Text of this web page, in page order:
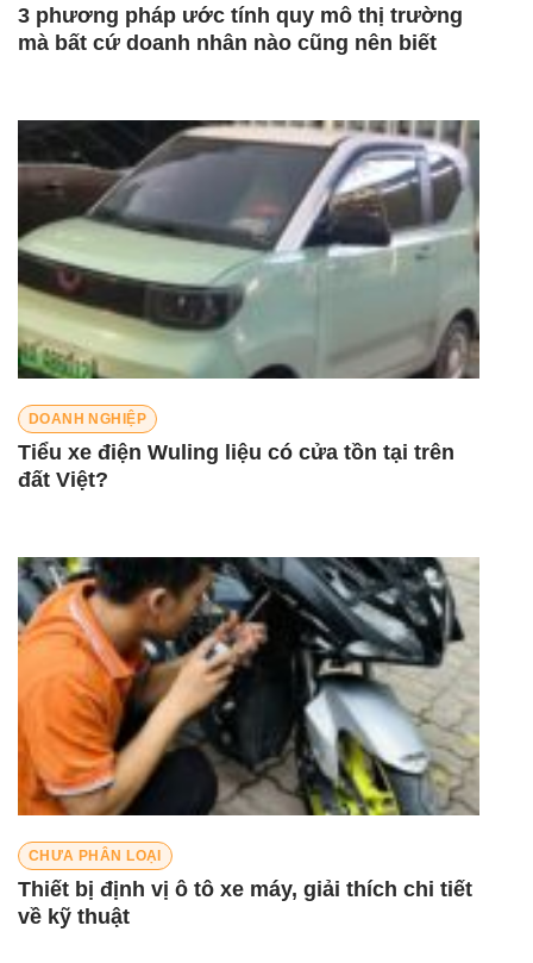
3 phương pháp ước tính quy mô thị trường
mà bất cứ doanh nhân nào cũng nên biết
DOANH NGHIỆP
Tiểu xe điện Wuling liệu có cửa tồn tại trên
đất Việt?
CHƯA PHÂN LOẠI
Thiết bị định vị ô tô xe máy, giải thích chi tiết
về kỹ thuật